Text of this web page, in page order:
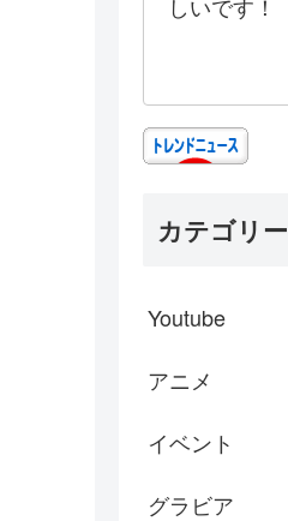
カテゴリー
Youtube
アニメ
イベント
グラビア